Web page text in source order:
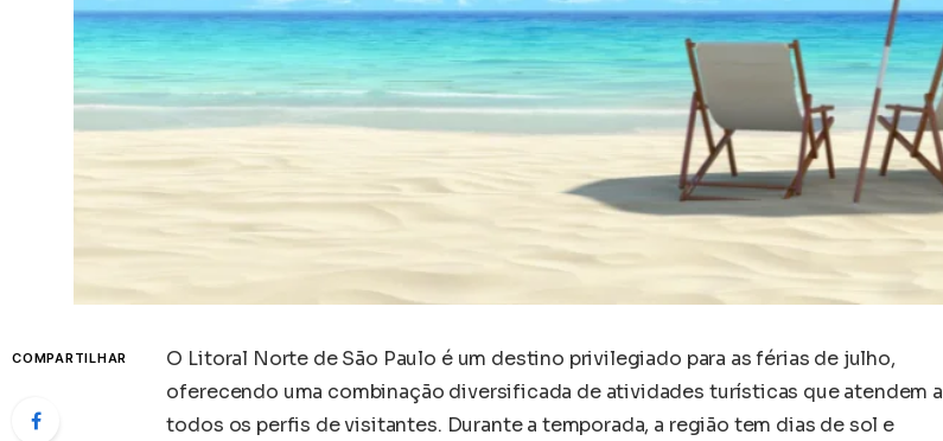
COMPARTILHAR
O Litoral Norte de São Paulo é um destino privilegiado para as férias de julho,
oferecendo uma combinação diversificada de atividades turísticas que atendem a
todos os perfis de visitantes. Durante a temporada, a região tem dias de sol e